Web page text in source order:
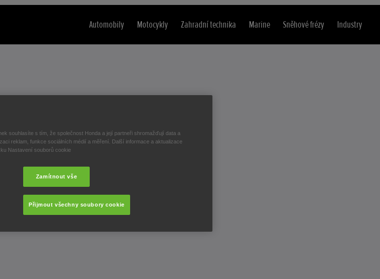
Automobily Motocykly Zahradní technika Marine Sněhové frézy Industry
souhlasíte s tím, že společnost Honda a její partneři shromažďují data a
reklam, funkce sociálních médií a měření. Další informace a aktualizace
Nastavení souborů cookie
Zamítnout vše
Přijmout všechny soubory cookie